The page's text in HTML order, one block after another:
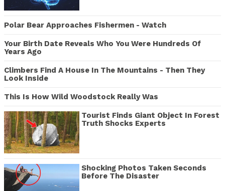
Polar Bear Approaches Fishermen - Watch
Your Birth Date Reveals Who You Were Hundreds Of
Years Ago
Climbers Find A House In The Mountains - Then They
Look Inside
This Is How Wild Woodstock Really Was
Tourist Finds Giant Object In Forest
Truth Shocks Experts
Shocking Photos Taken Seconds
Before The Disaster